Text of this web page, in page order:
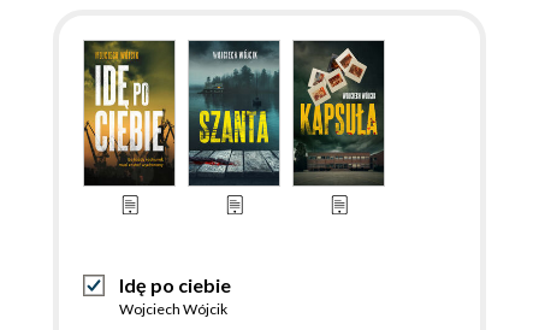
Idę po ciebie
Wojciech Wójcik